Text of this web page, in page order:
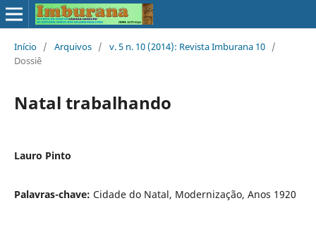
Início / Arquivos / v. 5 n. 10 (2014): Revista Imburana 10 /
Dossiê
Natal trabalhando
Lauro Pinto
Palavras-chave: Cidade do Natal, Modernização, Anos 1920